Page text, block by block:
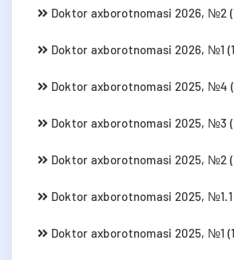
Doktor axborotnomasi 2026, №2
Doktor axborotnomasi 2026, №1
Doktor axborotnomasi 2025, №4
Doktor axborotnomasi 2025, №3
Doktor axborotnomasi 2025, №2
Doktor axborotnomasi 2025, №1.1
Doktor axborotnomasi 2025, №1